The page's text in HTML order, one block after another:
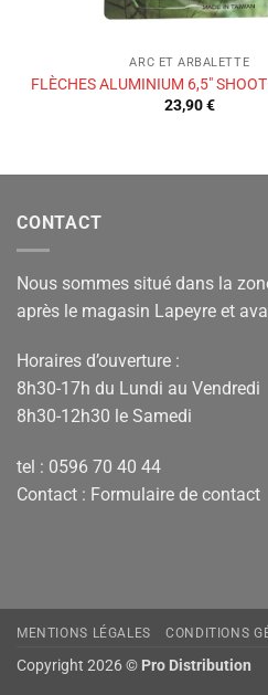
ARC ET ARBALETTE
FLÈCHES ALUMINIUM 6,5″
23,90€
CONTACT
Nous sommes situé dans la
après le magasin Lapeyre et
Horaires d’ouverture :
8h30-17h du Lundi au Vendredi
8h30-12h30 le Samedi
tel : 0596 70 40 44
Contact : Formulaire de contact
MENTIONS LÉGALES CONDITIONS
Copyright 2026 © Pro Distribution